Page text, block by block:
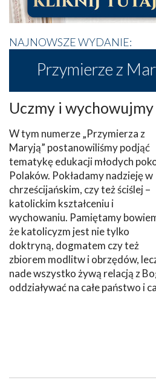
NAJNOWSZE WYDANIE:
Przymierze z
Uczmy i
W tym numerze „Przymierza z
Maryją” postanowiliśmy podjąć
tematykę edukacji młodych
Polaków. Pokładamy nadzieję w
chrześcijańskim, czy też ściślej –
katolickim kształceniu i
wychowaniu. Pamiętamy
że katolicyzm jest nie tylko
doktryną, dogmatem czy też
zbiorem modlitw i obrzędów,
nade wszystko żywą relacją z
oddziaływać na całe państwo i